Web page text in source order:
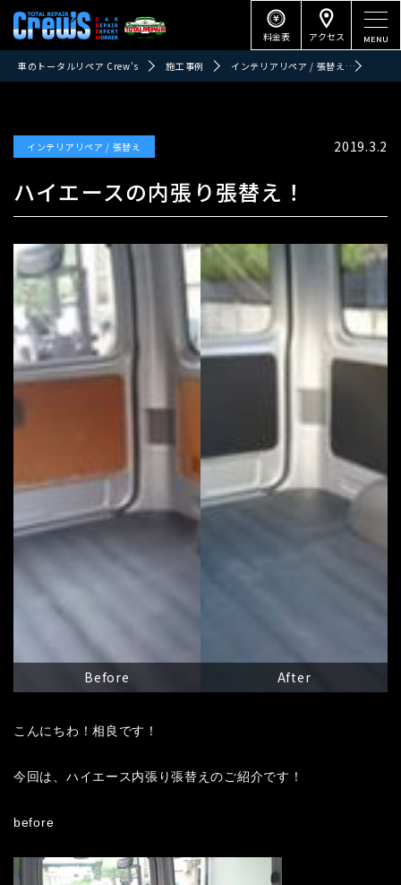
料金表 アクセス
車のトータルリペア Crew's 施工事例 インテリアリペア / 張替え
インテリアリペア / 張替え 2019.3.2
ハイエースの内張り張替え！
Before After
こんにちわ！相良です！
今回は、ハイエース内張り張替えのご紹介です！
before